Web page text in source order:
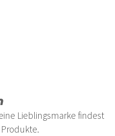
Lieblingsmarke findest